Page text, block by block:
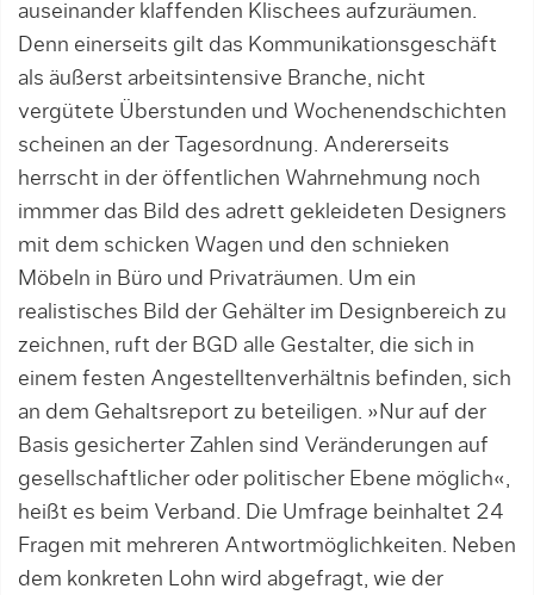
auseinander klaffenden Klischees aufzuräumen.
Denn einerseits gilt das Kommunikationsgeschäft
als äußerst arbeitsintensive Branche, nicht
vergütete Überstunden und Wochenendschichten
scheinen an der Tagesordnung. Andererseits
herrscht in der öffentlichen Wahrnehmung noch
immmer das Bild des adrett gekleideten Designers
mit dem schicken Wagen und den schnieken
Möbeln in Büro und Privaträumen. Um ein
realistisches Bild der Gehälter im Designbereich zu
zeichnen, ruft der BGD alle Gestalter, die sich in
einem festen Angestelltenverhältnis befinden, sich
an dem Gehaltsreport zu beteiligen. »Nur auf der
Basis gesicherter Zahlen sind Veränderungen auf
gesellschaftlicher oder politischer Ebene möglich«,
heißt es beim Verband. Die Umfrage beinhaltet 24
Fragen mit mehreren Antwortmöglichkeiten. Neben
dem konkreten Lohn wird abgefragt, wie der